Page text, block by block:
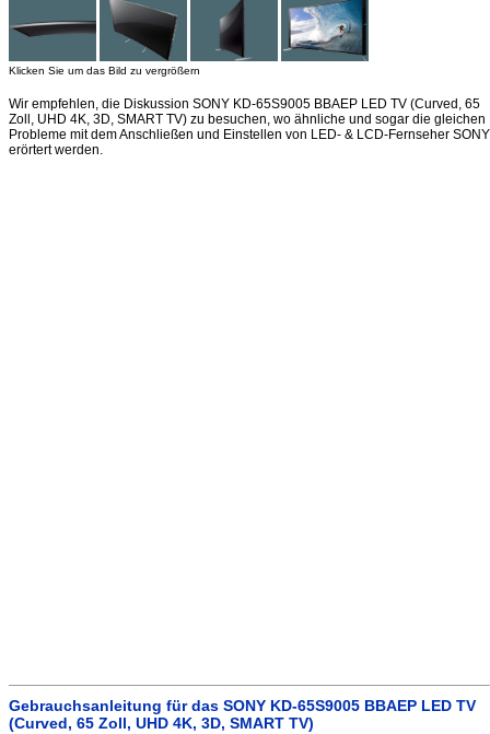
Klicken Sie um das Bild zu vergrößern
Wir empfehlen, die Diskussion SONY KD-65S9005 BBAEP LED TV (Curved, 65
Zoll, UHD 4K, 3D, SMART TV) zu besuchen, wo ähnliche und sogar die gleichen
Probleme mit dem Anschließen und Einstellen von LED- & LCD-Fernseher SONY
erörtert werden.
Gebrauchsanleitung für das SONY KD-65S9005 BBAEP LED TV
(Curved, 65 Zoll, UHD 4K, 3D, SMART TV)